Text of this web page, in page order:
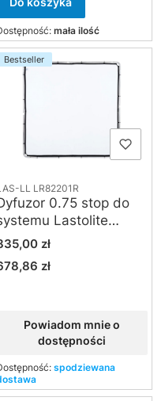
mała ilość
Bestseller
LL LR82201R
0.75 stop do
Lastolite
Rapid 2 x 2 m
zł
zł
Powiadom mnie o
dostępności
spodziewana